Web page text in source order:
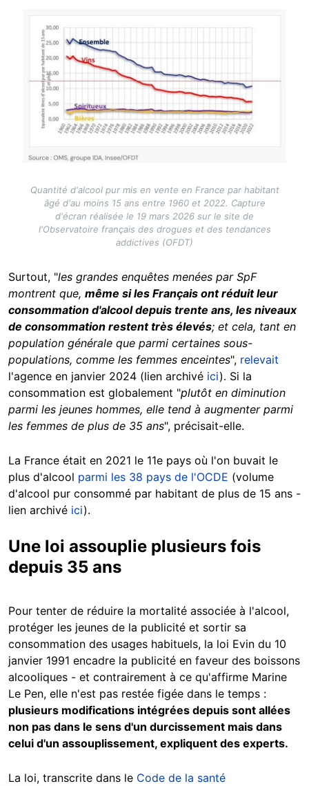
Quantité d'alcool pur mis en vente en France par habitant
âgé d'au moins 15 ans entre 1960 et 2022. Capture
d'écran réalisée le 19 mars 2026 sur le site de
l'Observatoire français des drogues et des tendances
addictives (OFDT)
Surtout, "les grandes enquêtes menées par SpF
montrent que, même si les Français ont réduit leur
consommation d'alcool depuis trente ans, les niveaux
de consommation restent très élevés; et cela, tant en
population générale que parmi certaines sous-
populations, comme les femmes enceintes", relevait
l'agence en janvier 2024 (lien archivé ici). Si la
consommation est globalement "plutôt en diminution
parmi les jeunes hommes, elle tend à augmenter parmi
les femmes de plus de 35 ans", précisait-elle.
La France était en 2021 le 11e pays où l'on buvait le
plus d'alcool parmi les 38 pays de l'OCDE (volume
d'alcool pur consommé par habitant de plus de 15 ans -
lien archivé ici).
Une loi assouplie plusieurs fois
depuis 35 ans
Pour tenter de réduire la mortalité associée à l'alcool,
protéger les jeunes de la publicité et sortir sa
consommation des usages habituels, la loi Evin du 10
janvier 1991 encadre la publicité en faveur des boissons
alcooliques - et contrairement à ce qu'affirme Marine
Le Pen, elle n'est pas restée figée dans le temps :
plusieurs modifications intégrées depuis sont allées
non pas dans le sens d'un durcissement mais dans
celui d'un assouplissement, expliquent des experts.
La loi, transcrite dans le Code de la santé